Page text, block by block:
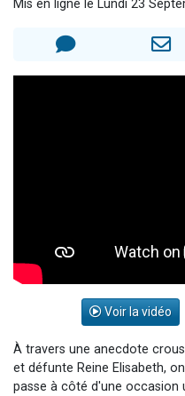
Il reste
12
Mis en ligne le Lundi 23
Voir la vidéo
À travers une anecdote
et défunte Reine Elisabeth,
passe à côté d'une occasion